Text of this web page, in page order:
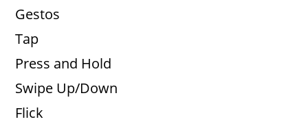
Gestos
Tap
Press and Hold
Swipe Up/Down
Flick